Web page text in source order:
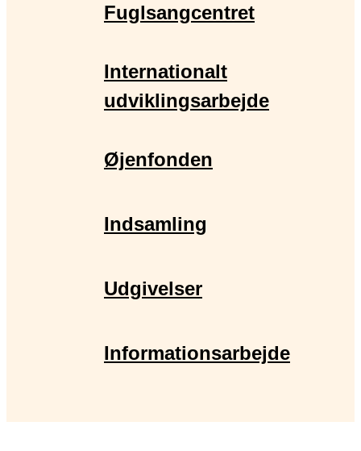
Fuglsangcentret
Internationalt
udviklingsarbejde
Øjenfonden
Indsamling
Udgivelser
Informationsarbejde